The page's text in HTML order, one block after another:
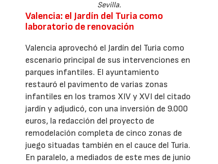
Sevilla.
Valencia: el Jardín del Turia como
laboratorio de renovación
Valencia aprovechó el Jardín del Turia como
escenario principal de sus intervenciones en
parques infantiles. El ayuntamiento
restauró el pavimento de varias zonas
infantiles en los tramos XIV y XVI del citado
jardín y adjudicó, con una inversión de 9.000
euros, la redacción del proyecto de
remodelación completa de cinco zonas de
juego situadas también en el cauce del Turia.
En paralelo, a mediados de este mes de junio